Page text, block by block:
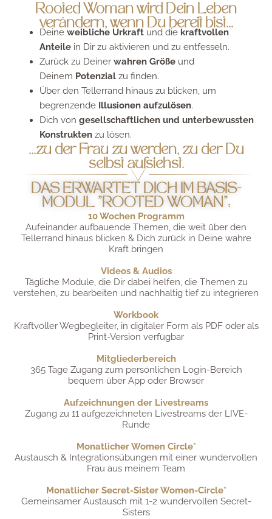
Rooted Woman wird Dein Leben
verändern, wenn Du bereit bist...
Deine weibliche Urkraft und die kraftvollen
Anteile in Dir zu aktivieren und zu entfesseln.
Zurück zu Deiner wahren Größe und
Deinem Potenzial zu finden.
Über den Tellerrand hinaus zu blicken, um
begrenzende Illusionen aufzulösen.
Dich von gesellschaftlichen und unterbewussten
Konstrukten zu lösen.
...zu der Frau zu werden, zu der Du
selbst aufsiehst.
DAS ERWARTET DICH IM BASIS-
MODUL "ROOTED WOMAN":
10 Wochen Programm
Aufeinander aufbauende Themen, die weit über den
Tellerrand hinaus blicken & Dich zurück in Deine wahre
Kraft bringen
Videos & Audios
Tägliche Module, die Dir dabei helfen, die Themen zu
verstehen, zu bearbeiten und nachhaltig tief zu integrieren
Workbook
Kraftvoller Wegbegleiter, in digitaler Form als PDF oder als
Print-Version verfügbar
Mitgliederbereich
365 Tage Zugang zum persönlichen Login-Bereich
bequem über App oder Browser
Aufzeichnungen der Livestreams
Zugang zu 11 aufgezeichneten Livestreams der LIVE-
Runde
Monatlicher Women Circle*
Austausch & Integrationsübungen mit einer wundervollen
Frau aus meinem Team
Monatlicher Secret-Sister Women-Circle*
Gemeinsamer Austausch mit 1-2 wundervollen Secret-
Sisters